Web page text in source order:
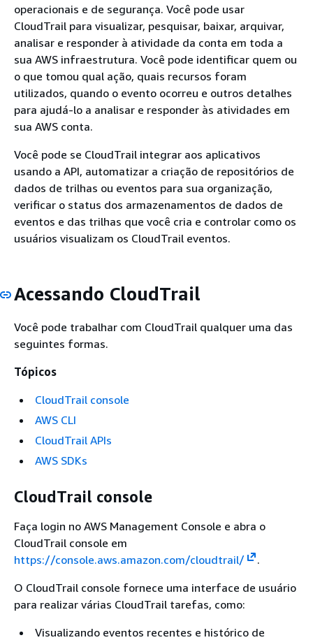
operacionais e de segurança. Você pode usar
CloudTrail para visualizar, pesquisar, baixar, arquivar,
analisar e responder à atividade da conta em toda a
sua AWS infraestrutura. Você pode identificar quem ou
o que tomou qual ação, quais recursos foram
utilizados, quando o evento ocorreu e outros detalhes
para ajudá-lo a analisar e responder às atividades em
sua AWS conta.
Você pode se CloudTrail integrar aos aplicativos
usando a API, automatizar a criação de repositórios de
dados de trilhas ou eventos para sua organização,
verificar o status dos armazenamentos de dados de
eventos e das trilhas que você cria e controlar como os
usuários visualizam os CloudTrail eventos.
Acessando CloudTrail
Você pode trabalhar com CloudTrail qualquer uma das
seguintes formas.
Tópicos
CloudTrail console
AWS CLI
CloudTrail APIs
AWS SDKs
CloudTrail console
Faça login no AWS Management Console e abra o
CloudTrail console em
https://console.aws.amazon.com/cloudtrail/
.
O CloudTrail console fornece uma interface de usuário
para realizar várias CloudTrail tarefas, como:
Visualizando eventos recentes e histórico de